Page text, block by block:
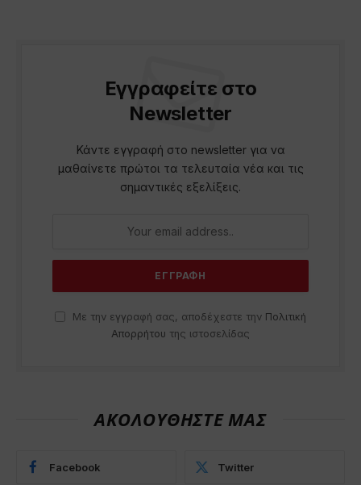
Εγγραφείτε στο
Newsletter
Κάντε εγγραφή στο newsletter για να
μαθαίνετε πρώτοι τα τελευταία νέα και τις
σημαντικές εξελίξεις.
Με την εγγραφή σας, αποδέχεστε την Πολιτική
Απορρήτου της ιστοσελίδας
ΑΚΟΛΟΥΘΗΣΤΕ ΜΑΣ
Facebook Twitter